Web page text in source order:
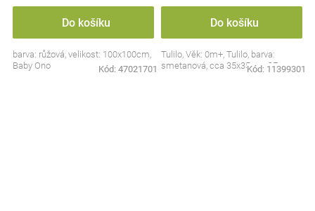
Do košíku
barva: růžová, velikost: 100x100cm,
Baby Ono
Kód: 47021701
Do košíku
Tulilo, Věk: 0m+, Tulilo, barva:
smetanová, cca 35x35cm, CE
Kód: 11399301